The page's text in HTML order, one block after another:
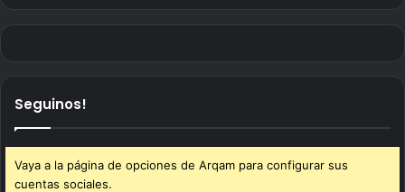
Seguinos!
Vaya a la página de opciones de Arqam para configurar sus
cuentas sociales.